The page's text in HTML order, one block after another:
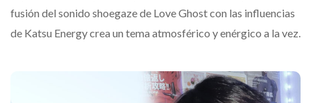
fusión del sonido shoegaze de Love Ghost con las influencias
de Katsu Energy crea un tema atmosférico y enérgico a la vez.